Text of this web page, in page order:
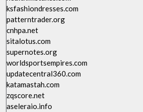
ksfashiondresses.com
patterntrader.org
cnhpa.net
sitalotus.com
supernotes.org
worldsportsempires.com
updatecentral360.com
katamastah.com
zqscore.net
aseleraio.info